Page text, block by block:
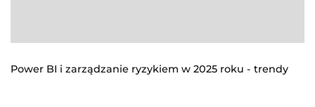
Power BI i zarządzanie ryzykiem w 2025 roku - trendy